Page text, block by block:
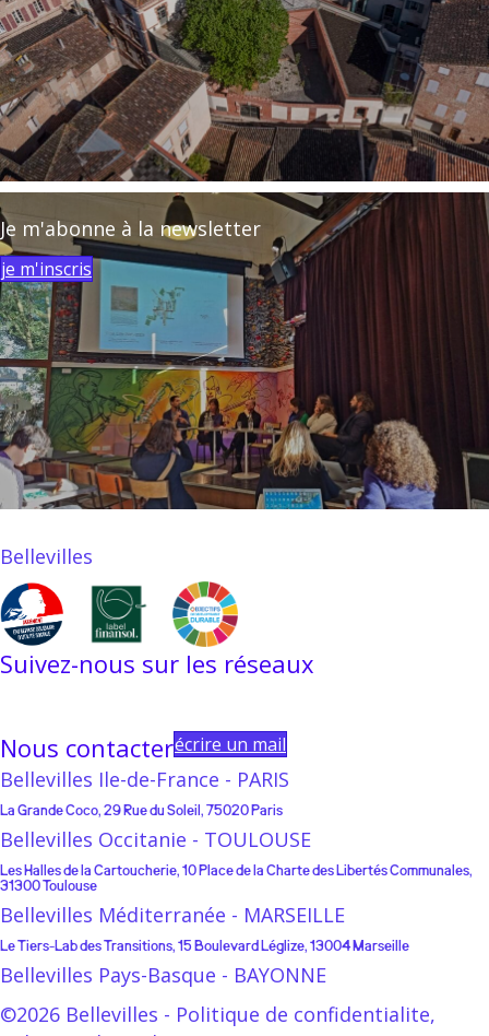
Je m'abonne à la newsletter
je m'inscris
Bellevilles
Suivez-nous sur les réseaux
Nous contacterécrire un mail
Bellevilles Ile-de-France - PARIS
La Grande Coco, 29 Rue du Soleil, 75020 Paris
Bellevilles Occitanie - TOULOUSE
Les Halles de la Cartoucherie, 10 Place de la Charte des Libertés Communales,
31300 Toulouse
Bellevilles Méditerranée - MARSEILLE
Le Tiers-Lab des Transitions, 15 Boulevard Léglize, 13004 Marseille
Bellevilles Pays-Basque - BAYONNE
©2026 Bellevilles - Politique de confidentialite,